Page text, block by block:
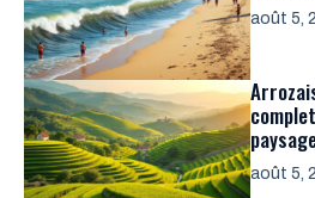
août 5,
août 5,